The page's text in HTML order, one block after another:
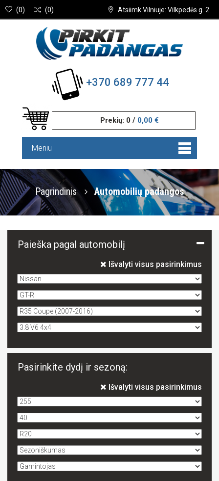
Atsiimk Vilniuje: Vilkpedės g. 2
(0) (0)
+370 689 777 44
Prekių: 0 / 0,00 €
Meniu
Pagrindinis Automobilių padangos
Paieška pagal automobilį
Išvalyti visus pasirinkimus
Pasirinkite dydį ir sezoną:
Išvalyti visus pasirinkimus